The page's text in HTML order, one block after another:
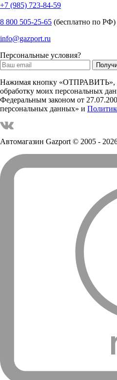
+7 (985) 723-84-59
8 800 505-25-65 (бесплатно по РФ)
info@gazport.ru
Персональные условия?
Нажимая кнопку «ОТПРАВИТЬ», я
обработку моих персональных
Федеральным законом от
персональных данных» и
Автомагазин Gazport© 2005 -